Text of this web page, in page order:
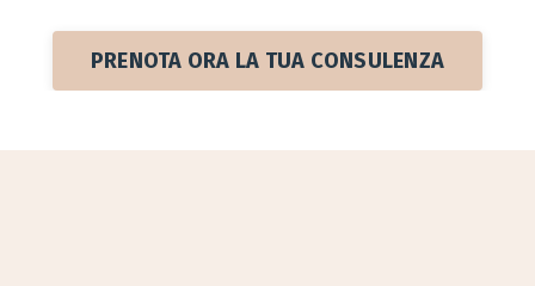
PRENOTA ORA LA TUA CONSULENZA